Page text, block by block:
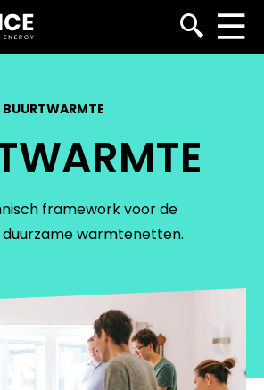
BUURTWARMTE
framework voor de
warmtenetten.